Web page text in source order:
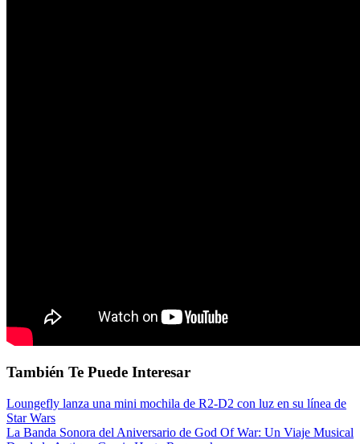
También Te Puede Interesar
Loungefly lanza una mini mochila de R2-D2 con luz en su línea de
Star Wars
La Banda Sonora del Aniversario de God Of War: Un Viaje Musical